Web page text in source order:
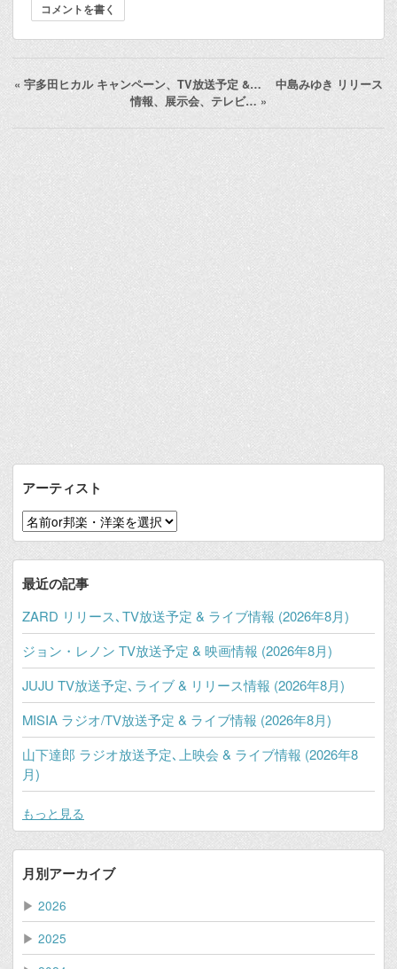
コメントを書く
« 宇多田ヒカル キャンペーン、TV放送予定 &…
中島みゆき リリース
情報、展示会、テレビ… »
アーティスト
最近の記事
ZARD リリース､TV放送予定 & ライブ情報 (2026年8月)
ジョン・レノン TV放送予定 & 映画情報 (2026年8月)
JUJU TV放送予定､ライブ & リリース情報 (2026年8月)
MISIA ラジオ/TV放送予定 & ライブ情報 (2026年8月)
山下達郎 ラジオ放送予定､上映会 & ライブ情報 (2026年8
月)
もっと見る
月別アーカイブ
▶ 2026
▶ 2025